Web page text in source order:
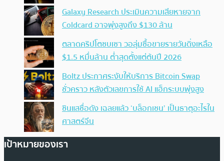
Galaxy Research ประเมินความเสียหายจาก
Coldcard อาจพุ่งสูงถึง $130 ล้าน
ตลาดคริปโตซบเซา วอลุ่มซื้อขายรายวันดิ่งเหลือ
$1.5 หมื่นล้าน ต่ำสุดตั้งแต่ต้นปี 2026
Boltz ประกาศระงับให้บริการ Bitcoin Swap
ชั่วคราว หลังตัวเลขการใช้ AI แฮ็กระบบพุ่งสูง
ซินแสชื่อดัง เฉลยแล้ว ‘บล็อกเชน’ เป็นธาตุอะไรใน
ศาสตร์จีน
เป้าหมายของเรา